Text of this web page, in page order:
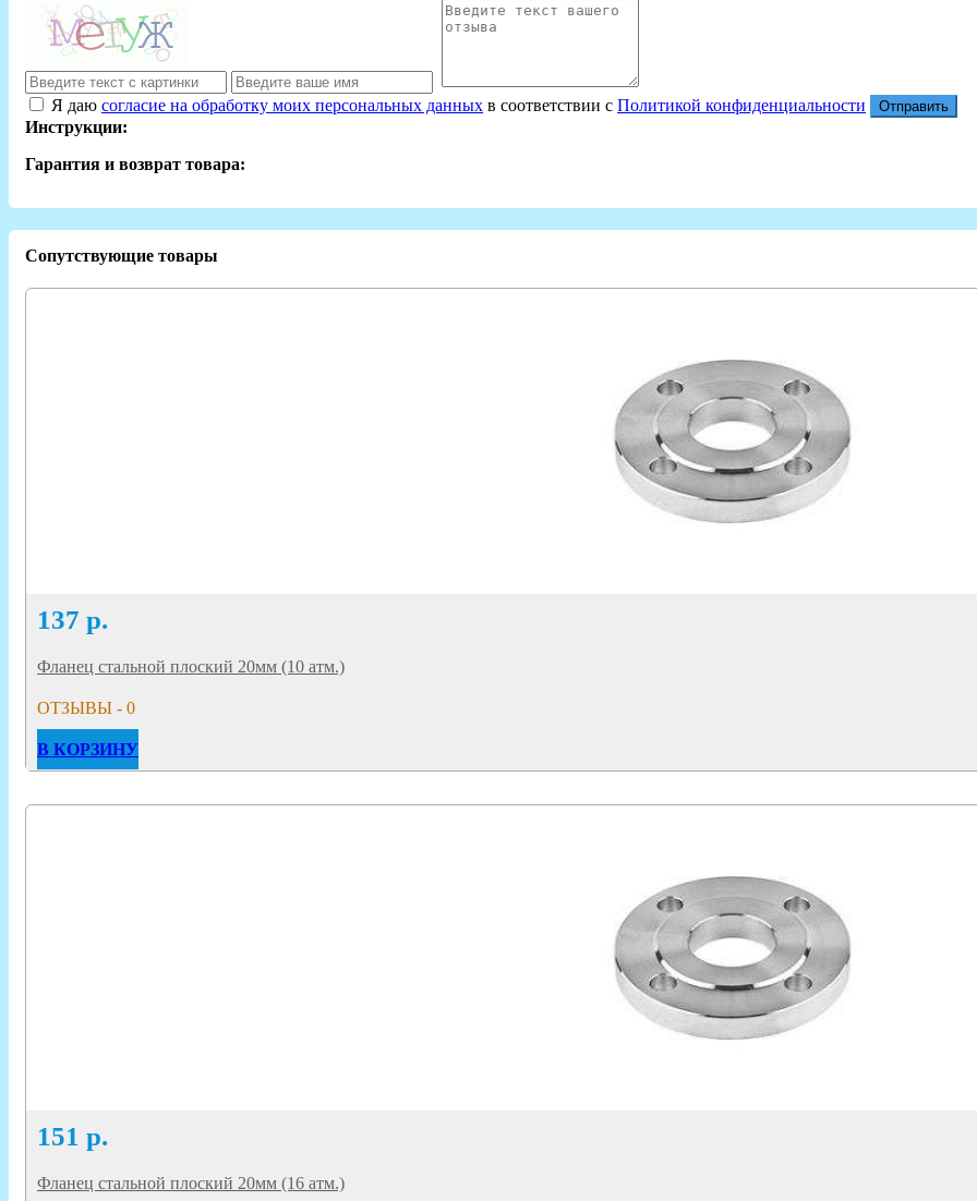
Я даю согласие на обработку моих персональных данных в соответствии с Политикой конфиденциальности Отправить
Инструкции:
Гарантия и возврат товара:
Сопутствующие товары
137 р.
Фланец стальной плоский 20мм (10 атм.)
ОТЗЫВЫ - 0
В КОРЗИНУ
151 р.
Фланец стальной плоский 20мм (16 атм.)